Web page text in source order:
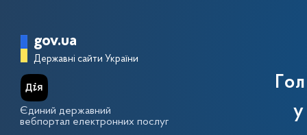
Головна сторінка Державної
gov.ua
Державні сайти України
Єдиний державний
вебпортал електронних послуг